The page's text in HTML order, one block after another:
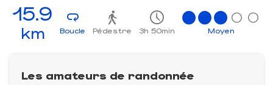
15.9
km Boucle Pédestre 3h 50min Moyen
Les amateurs de randonnée